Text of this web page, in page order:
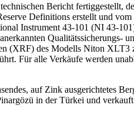
Bericht fertiggestellt,
Definitions erstellt und
Instrument 43-101 (NI 43-
Qualitätssicherungs-
(XRF) des Modells Niton
Für alle Verkäufe werden
auf Zink ausgerichtetes
in der Türkei und